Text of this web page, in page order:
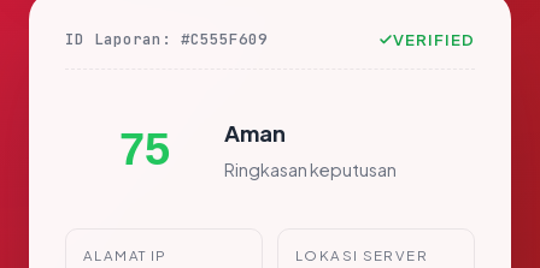
ID Laporan: #C555F609 VERIFIED
75 Aman
Ringkasan keputusan
ALAMAT IP LOKASI SERVER